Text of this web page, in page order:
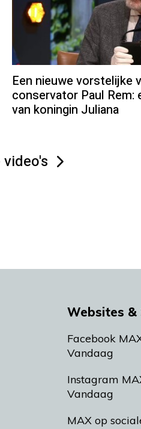
Een nieuwe vorstelijke
conservator Paul Rem:
van koningin Juliana
Websites &
Facebook
Vandaag
Instagram
Vandaag
MAX op